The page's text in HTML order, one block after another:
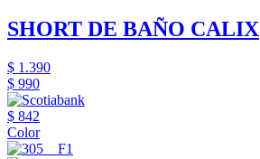
SHORT DE BAÑO CALIX
$ 1.390
$ 990
$ 842
Color